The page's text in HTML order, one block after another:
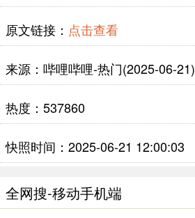
原文链接： 点击查看
来源：哔哩哔哩-热门(2025-06-21)
热度：537860
快照时间：2025-06-21 12:00:03
全网搜-移动手机端